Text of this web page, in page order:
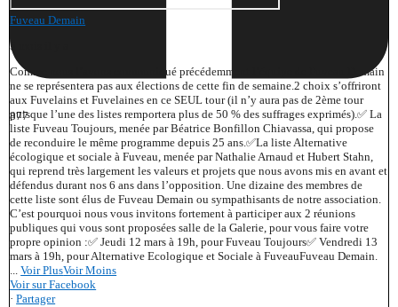
877
Fuveau Demain
5 mois il y a
Comme nous l’avons communiqué précédemment l’équipe de Fuveau Demain
ne se représentera pas aux élections de cette fin de semaine.2 choix s’offriront
aux Fuvelains et Fuvelaines en ce SEUL tour (il n’y aura pas de 2ème tour
puisque l’une des listes remportera plus de 50 % des suffrages exprimés).✅ La
liste Fuveau Toujours, menée par Béatrice Bonfillon Chiavassa, qui propose
de reconduire le même programme depuis 25 ans.✅La liste Alternative
écologique et sociale à Fuveau, menée par Nathalie Arnaud et Hubert Stahn,
qui reprend très largement les valeurs et projets que nous avons mis en avant et
défendus durant nos 6 ans dans l’opposition. Une dizaine des membres de
cette liste sont élus de Fuveau Demain ou sympathisants de notre association.
C’est pourquoi nous vous invitons fortement à participer aux 2 réunions
publiques qui vous sont proposées salle de la Galerie, pour vous faire votre
propre opinion :✅ Jeudi 12 mars à 19h, pour Fuveau Toujours✅ Vendredi 13
mars à 19h, pour Alternative Ecologique et Sociale à FuveauFuveau Demain.
...Voir PlusVoir Moins
Voir sur Facebook
· Partager